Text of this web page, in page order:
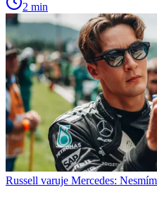
2 min
Russell varuje Mercedes: